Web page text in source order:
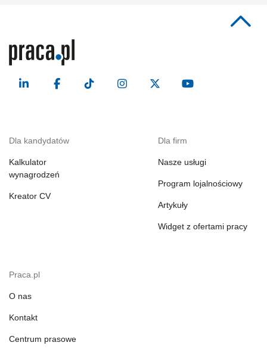
Dla kandydatów
Kalkulator
wynagrodzeń
Kreator CV
Dla firm
Nasze usługi
Program lojalnościowy
Artykuły
Widget z ofertami pracy
Praca.pl
O nas
Kontakt
Centrum prasowe